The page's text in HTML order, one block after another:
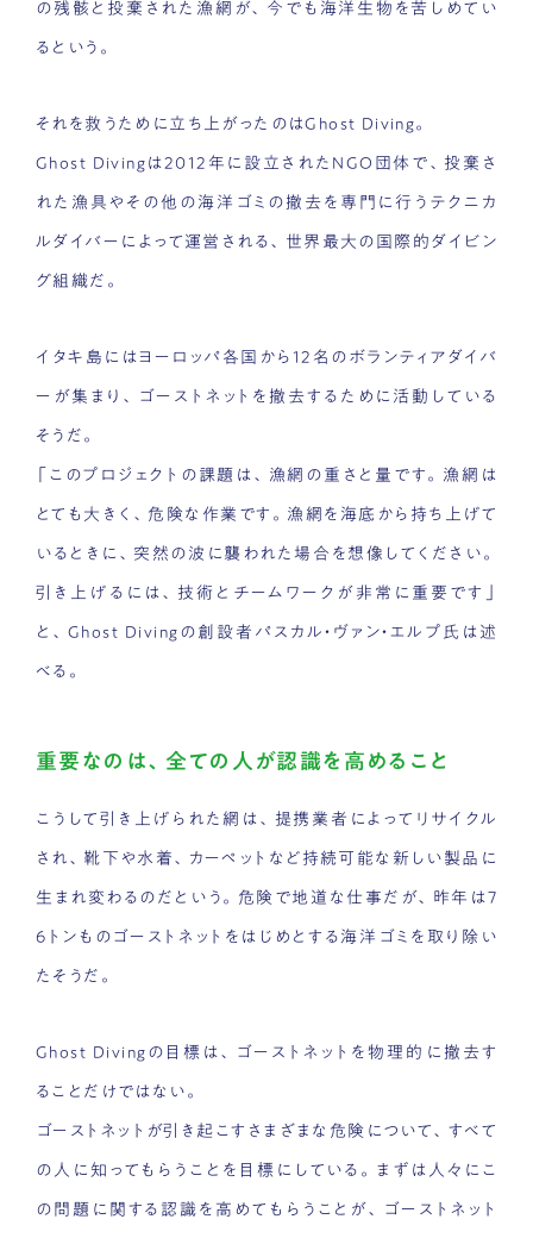
の残骸と投棄された漁網が、今でも海洋生物を苦しめてい
るという。
それを救うために立ち上がったのはGhost Diving。
Ghost Divingは2012年に設立されたNGO団体で、投棄さ
れた漁具やその他の海洋ゴミの撤去を専門に行うテクニカ
ルダイバーによって運営される、世界最大の国際的ダイビン
グ組織だ。
イタキ島にはヨーロッパ各国から12名のボランティアダイバ
ーが集まり、ゴーストネットを撤去するために活動している
そうだ。
「このプロジェクトの課題は、漁網の重さと量です。漁網は
とても大きく、危険な作業です。漁網を海底から持ち上げて
いるときに、突然の波に襲われた場合を想像してください。
引き上げるには、技術とチームワークが非常に重要です」
と、Ghost Divingの創設者パスカル・ヴァン・エルプ氏は述
べる。
重要なのは、全ての人が認識を高めること
こうして引き上げられた網は、提携業者によってリサイクル
され、靴下や水着、カーペットなど持続可能な新しい製品に
生まれ変わるのだという。危険で地道な仕事だが、昨年は7
6トンものゴーストネットをはじめとする海洋ゴミを取り除い
たそうだ。
Ghost Divingの目標は、ゴーストネットを物理的に撤去す
ることだけではない。
ゴーストネットが引き起こすさまざまな危険について、すべて
の人に知ってもらうことを目標にしている。まずは人々にこ
の問題に関する認識を高めてもらうことが、ゴーストネット